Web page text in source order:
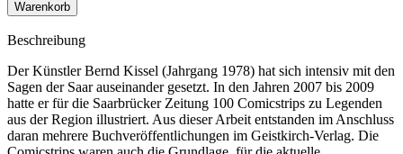
Beschreibung
Der Künstler Bernd Kissel (Jahrgang 1978) hat sich intensiv mit den
Sagen der Saar auseinander gesetzt. In den Jahren 2007 bis 2009
hatte er für die Saarbrücker Zeitung 100 Comicstrips zu Legenden
aus der Region illustriert. Aus dieser Arbeit entstanden im Anschluss
daran mehrere Buchveröffentlichungen im Geistkirch-Verlag. Die